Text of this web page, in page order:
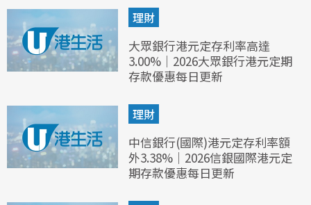
理財
大眾銀行港元定存利率高達
3.00%｜2026大眾銀行港元定期
存款優惠每日更新
理財
中信銀行(國際)港元定存利率額
外3.38%｜2026信銀國際港元定
期存款優惠每日更新